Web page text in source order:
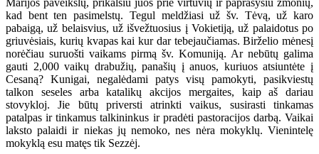
kad bent ten pasimelstų. Tegul meldžiasi už šv. Tėvą, už karo
pabaigą, už belaisvius, už išvežtuosius į Vokietiją, už palaidotus po
griuvėsiais, kurių kvapas kai kur dar tebejaučiamas. Birželio mėnesį
norėčiau suruošti vaikams pirmą šv. Komuniją. Ar nebūtų galima
gauti 2,000 vaikų drabužių, panašių į anuos, kuriuos atsiuntėte į
Cesaną? Kunigai, negalėdami patys visų pamokyti, pasikviestų
talkon seseles arba katalikų akcijos mergaites, kaip aš dariau
stovykloj. Jie būtų priversti atrinkti vaikus, susirasti tinkamas
patalpas ir tinkamus talkininkus ir pradėti pastoracijos darbą. Vaikai
laksto palaidi ir niekas jų nemoko, nes nėra mokyklų. Vienintelę
mokyklą esu matęs tik Sezzėj.